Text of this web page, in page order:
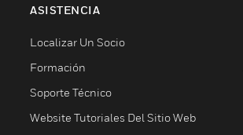
ASISTENCIA
Localizar Un Socio
Formación
Soporte Técnico
Website Tutoriales Del Sitio Web